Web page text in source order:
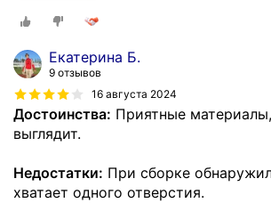
Екатерина Б.
9 отзывов
16 августа 2024
Достоинства: Приятные
выглядит.
Недостатки: При сборке
хватает одного отверстия.